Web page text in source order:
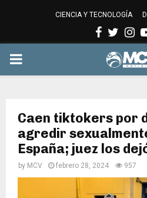
CIENCIA Y TECNOLOGÍA
PRIMARY
Caen tiktokers por
agredir
España; juez los
by MCV febrero 28, 2024 957